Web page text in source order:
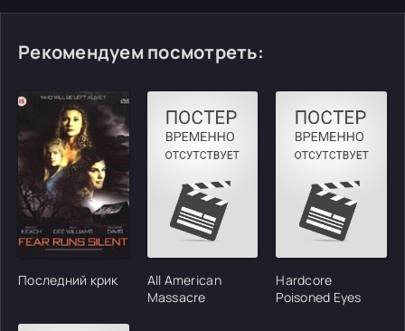
Рекомендуем посмотреть:
Последний крик
All American
Massacre
Hardcore
Poisoned Eyes